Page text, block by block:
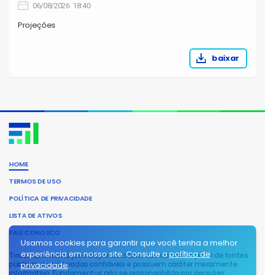
06/08/2026 18:40
Projeções
baixar
HOME
TERMOS DE USO
POLÍTICA DE PRIVACIDADE
LISTA DE ATIVOS
FALE CONOSCO
Todas as informações disponibilizadas são obtidas a partir de fontes
públicas, consideradas confiáveis e possuem caráter meramente
informativo. Fundamentus não se responsabiliza por decisões
Usamos cookies para garantir que você tenha a melhor
experiência em nosso site. Consulte apolítica de
privacidade.